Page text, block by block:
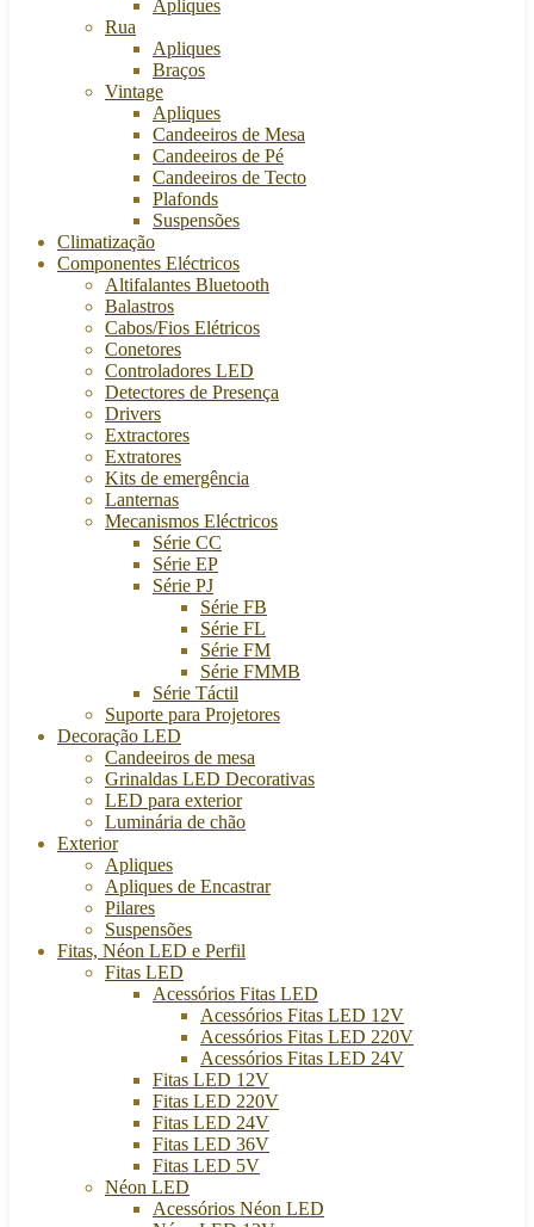
Apliques
Rua
Apliques
Braços
Vintage
Apliques
Candeeiros de Mesa
Candeeiros de Pé
Candeeiros de Tecto
Plafonds
Suspensões
Climatização
Componentes Eléctricos
Altifalantes Bluetooth
Balastros
Cabos/Fios Elétricos
Conetores
Controladores LED
Detectores de Presença
Drivers
Extractores
Extratores
Kits de emergência
Lanternas
Mecanismos Eléctricos
Série CC
Série EP
Série PJ
Série FB
Série FL
Série FM
Série FMMB
Série Táctil
Suporte para Projetores
Decoração LED
Candeeiros de mesa
Grinaldas LED Decorativas
LED para exterior
Luminária de chão
Exterior
Apliques
Apliques de Encastrar
Pilares
Suspensões
Fitas, Néon LED e Perfil
Fitas LED
Acessórios Fitas LED
Acessórios Fitas LED 12V
Acessórios Fitas LED 220V
Acessórios Fitas LED 24V
Fitas LED 12V
Fitas LED 220V
Fitas LED 24V
Fitas LED 36V
Fitas LED 5V
Néon LED
Acessórios Néon LED